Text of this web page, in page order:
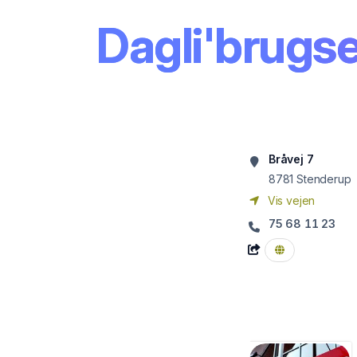
Bråvej 7
8781 Stenderup
Vis vejen
75 68 11 23